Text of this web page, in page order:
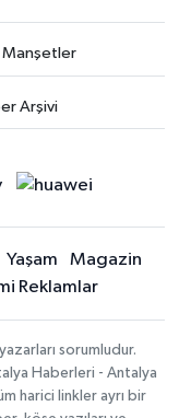
Manşetler
Arşivi
Yaşam
Magazin
Reklamlar
sorumludur.
Haberleri - Antalya
harici linkler ayrı bir